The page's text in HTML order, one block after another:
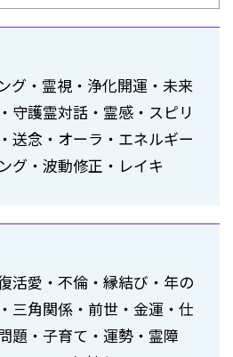
グ・霊視・浄化開運・未来
守護霊対話・霊感・スピリ
送念・オーラ・エネルギー
グ・波動修正・レイキ
活愛・不倫・縁結び・年の
三角関係・前世・金運・仕
題・子育て・運勢・霊障